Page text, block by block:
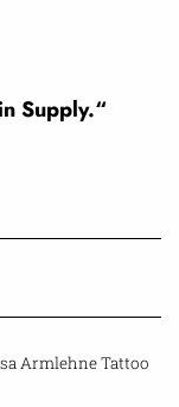
Supply.“
Armlehne Tattoo